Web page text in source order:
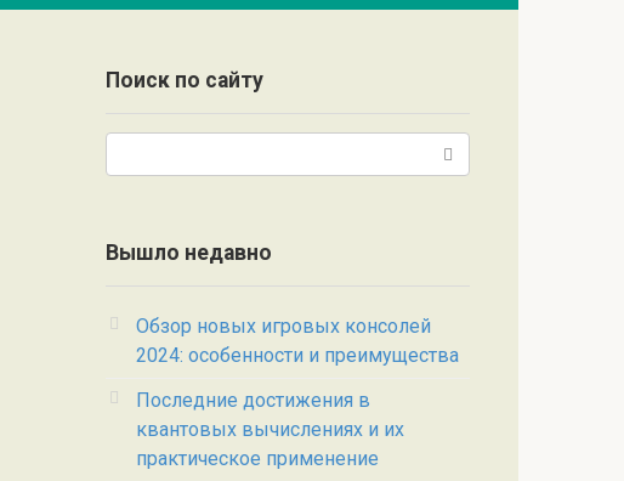
Поиск по сайту
Вышло недавно
Обзор новых игровых консолей
2024: особенности и преимущества
Последние достижения в
квантовых вычислениях и их
практическое применение